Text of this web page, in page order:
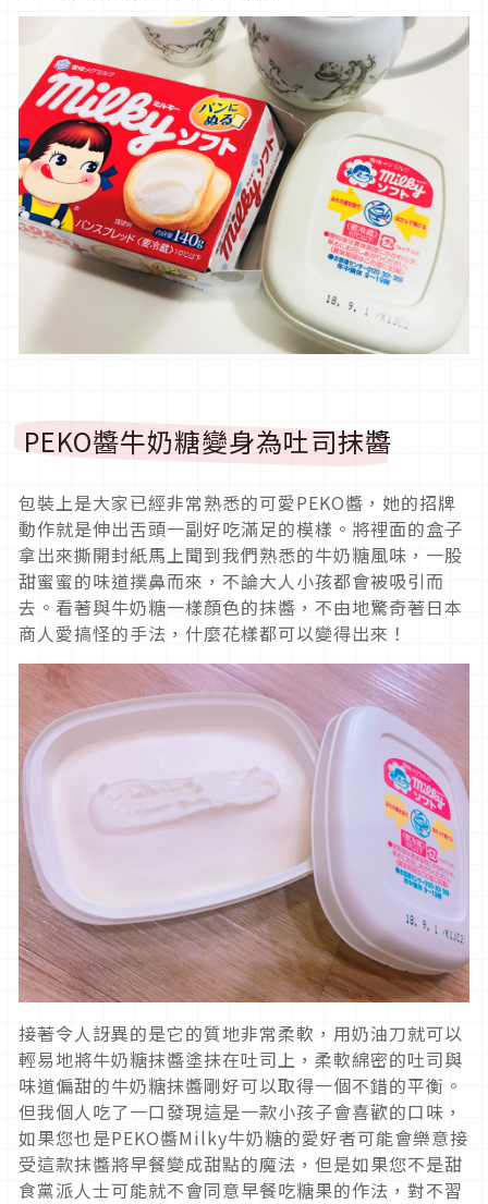
PEKO醬牛奶糖變身為吐司抹醬
包裝上是大家已經非常熟悉的可愛PEKO醬，她的招牌
動作就是伸出舌頭一副好吃滿足的模樣。將裡面的盒子
拿出來撕開封紙馬上聞到我們熟悉的牛奶糖風味，一股
甜蜜蜜的味道撲鼻而來，不論大人小孩都會被吸引而
去。看著與牛奶糖一樣顏色的抹醬，不由地驚奇著日本
商人愛搞怪的手法，什麼花樣都可以變得出來！
接著令人訝異的是它的質地非常柔軟，用奶油刀就可以
輕易地將牛奶糖抹醬塗抹在吐司上，柔軟綿密的吐司與
味道偏甜的牛奶糖抹醬剛好可以取得一個不錯的平衡。
但我個人吃了一口發現這是一款小孩子會喜歡的口味，
如果您也是PEKO醬Milky牛奶糖的愛好者可能會樂意接
受這款抹醬將早餐變成甜點的魔法，但是如果您不是甜
食黨派人士可能就不會同意早餐吃糖果的作法，對不習